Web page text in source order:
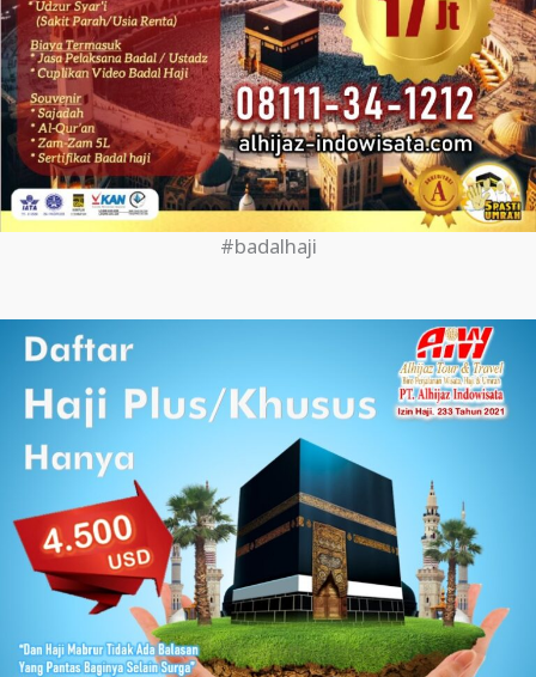
#badalhaji